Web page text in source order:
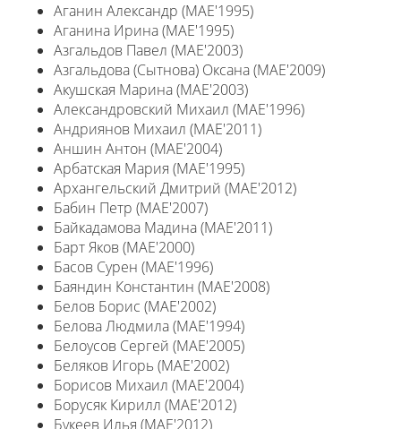
Аганин Александр (MAE'1995)
Аганина Ирина (MAE'1995)
Азгальдов Павел (MAE'2003)
Азгальдова (Сытнова) Оксана (MAE'2009)
Акушская Марина (MAE'2003)
Александровский Михаил (MAE'1996)
Андриянов Михаил (MAE'2011)
Аншин Антон (MAE'2004)
Арбатская Мария (MAE'1995)
Архангельский Дмитрий (MAE'2012)
Бабин Петр (MAE'2007)
Байкадамова Мадина (MAE'2011)
Барт Яков (MAE'2000)
Басов Сурен (MAE'1996)
Баяндин Константин (MAE'2008)
Белов Борис (MAE'2002)
Белова Людмила (MAE'1994)
Белоусов Сергей (MAE'2005)
Беляков Игорь (MAE'2002)
Борисов Михаил (MAE'2004)
Борусяк Кирилл (MAE'2012)
Букеев Илья (MAE'2012)